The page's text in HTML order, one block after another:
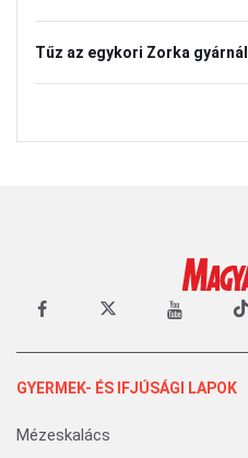
Tűz az egykori Zorka gyárnál
GYERMEK- ÉS IFJÚSÁGI LAPOK
Mézeskalács